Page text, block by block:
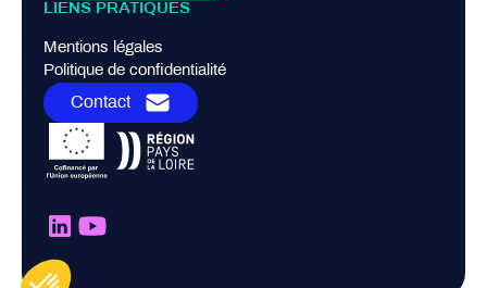
LIENS PRATIQUES
Mentions légales
Politique de confidentialité
Contact